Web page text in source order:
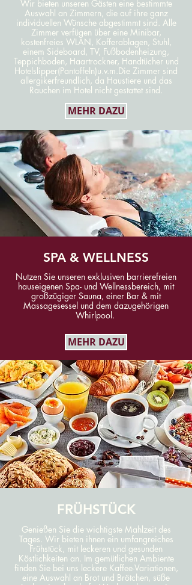
Wir bieten unseren Gästen eine bestimmte
Auswahl an Zimmern, die auf ihre ganz
individuellen Wünsche abgestimmt sind. Alle
Zimmer verfügen über eine Minibar,
kostenfreies WLAN, Kofferablagen, Stuhl,
einem Sideboard, TV, Fußbodenheizung,
Teppichboden, Haartrockner, Handtücher und
Hotelslipper(Pantoffeln)u.v.m.Die Zimmer sind
allergikerfreundlich, da Haustiere und das
Rauchen im Hotel nicht gestattet sind.
MEHR DAZU
SPA & WELLNESS
Nutzen Sie unseren exklusiven barrierefreien
hauseigenen Spa- und Wellnessbereich, mit
großzügiger Sauna, einer Bar & mit
Massagesessel und dem dazugehörigen
Whirlpool.
MEHR DAZU
FRÜHSTÜCK
Genießen Sie die wichtigste Mahlzeit des
Tages. Wir bieten ihnen ein umfangreiches
Frühstück, mit leckeren und gesunden
Köstlichkeiten an. Im gemütlichen Ambiente
finden Sie bei uns leckere Kaffee-Variationen,
eine Auswahl an Brot und Brötchen, süße